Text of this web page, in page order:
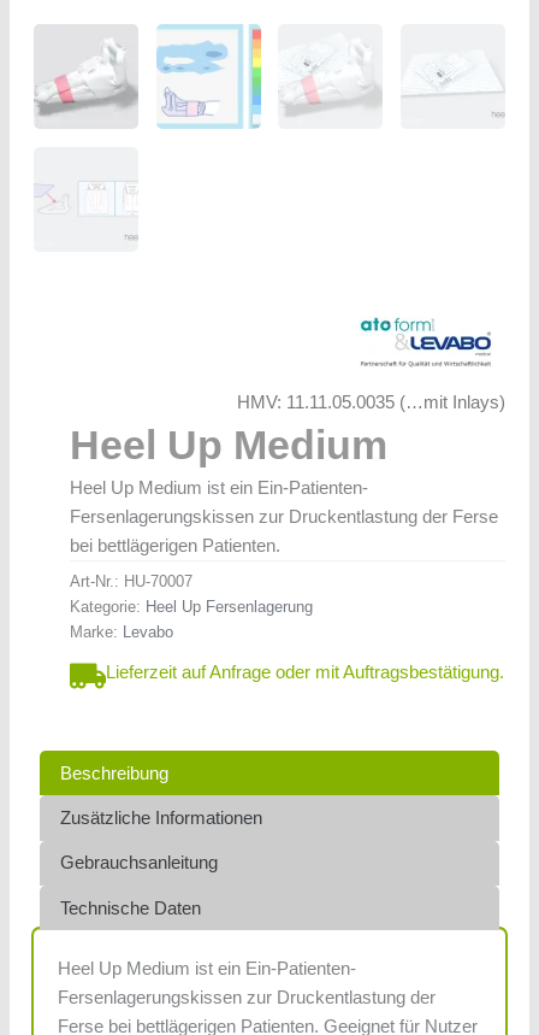
HMV: 11.11.05.0035 (…mit Inlays)
Heel Up Medium
Heel Up Medium ist ein Ein-Patienten-
Fersenlagerungskissen zur Druckentlastung der Ferse
bei bettlägerigen Patienten.
Art-Nr.: HU-70007
Kategorie: Heel Up Fersenlagerung
Marke: Levabo
Lieferzeit auf Anfrage oder mit Auftragsbestätigung.
Beschreibung
Zusätzliche Informationen
Gebrauchsanleitung
Technische Daten
Heel Up Medium ist ein Ein-Patienten-
Fersenlagerungskissen zur Druckentlastung der
Ferse bei bettlägerigen Patienten. Geeignet für Nutzer